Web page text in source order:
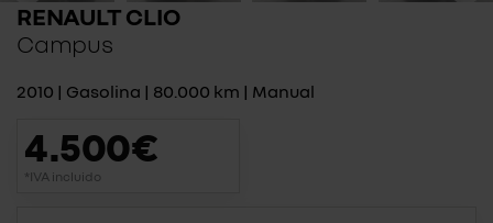
RENAULT CLIO
Campus
2010 | Gasolina | 80.000 km | Manual
4.500€
*IVA incluido